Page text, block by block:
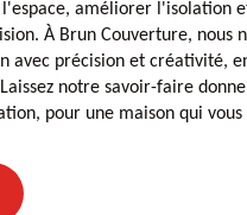
améliorer l'isolation
À Brun Couverture, nous
avec précision et créativité,
notre savoir-faire
pour une maison qui